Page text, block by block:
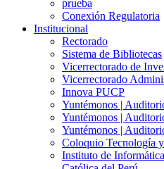
prueba
Conexión Regulatoria
Institucional
Rectorado
Sistema de Bibliotecas
Vicerrectorado de
Vicerrectorado
Innova PUCP
Yuntémonos |
Yuntémonos |
Yuntémonos |
Coloquio Tecnología
Instituto de